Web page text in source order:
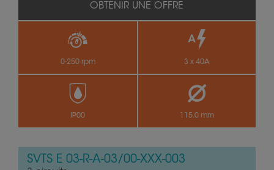
0-250 rpm 3 x 40A
IP00 115.0 mm
OBTENIR UNE OFFRE
SVTS E 03-R-A-03/00-XXX-003